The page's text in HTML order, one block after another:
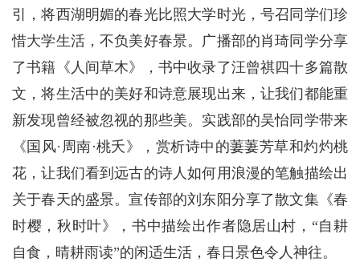
引，将西湖明媚的春光比照大学时光，号召同学们珍
惜大学生活，不负美好春景。广播部的肖琦同学分享
了书籍《人间草木》，书中收录了汪曾祺四十多篇散
文，将生活中的美好和诗意展现出来，让我们都能重
新发现曾经被忽视的那些美。实践部的吴怡同学带来
《国风·周南·桃夭》，赏析诗中的萋萋芳草和灼灼桃
花，让我们看到远古的诗人如何用浪漫的笔触描绘出
关于春天的盛景。宣传部的刘东阳分享了散文集《春
时樱，秋时叶》，书中描绘出作者隐居山村，“自耕
自食，晴耕雨读”的闲适生活，春日景色令人神往。